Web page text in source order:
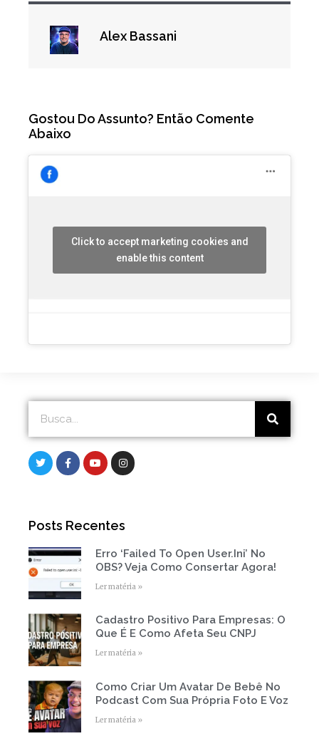
Alex Bassani
Gostou Do Assunto? Então Comente
Abaixo
Click to accept marketing cookies and
enable this content
Search Search
T
w
i
F
a
c
k
f
Y
o
u
I
n
s
a
Posts Recentes
Erro ‘Failed To Open User.ini’ No
OBS? Veja Como Consertar Agora!
Ler matéria »
Cadastro Positivo Para Empresas: O
Que É E Como Afeta Seu CNPJ
Ler matéria »
Como Criar Um Avatar De Bebê No
Podcast Com Sua Própria Foto E Voz
Ler matéria »
PagePagePagePagePage